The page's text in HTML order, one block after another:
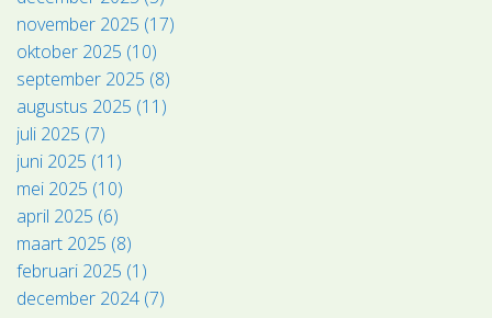
november 2025 (17)
oktober 2025 (10)
september 2025 (8)
augustus 2025 (11)
juli 2025 (7)
juni 2025 (11)
mei 2025 (10)
april 2025 (6)
maart 2025 (8)
februari 2025 (1)
december 2024 (7)